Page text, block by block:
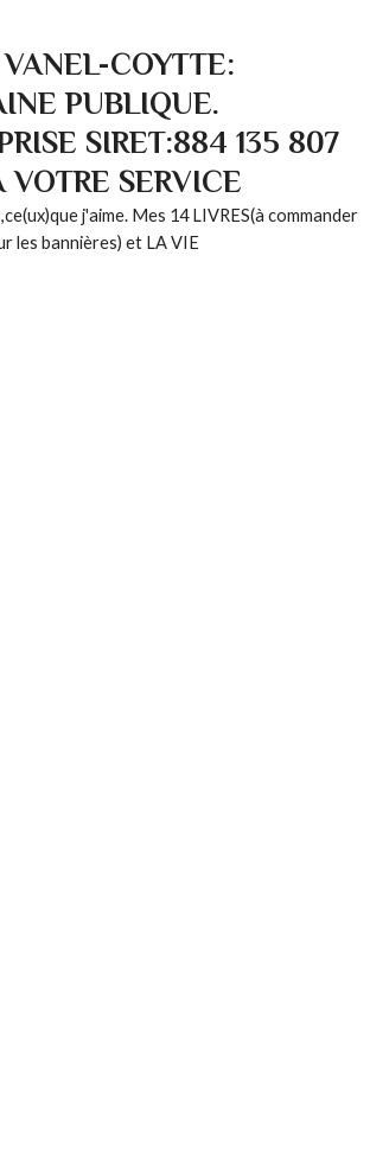
COYTTE:
PUBLIQUE.
SIRET:884 135 807
VOTRE SERVICE
j'aime. Mes 14 LIVRES(à commander
les bannières) et LA VIE